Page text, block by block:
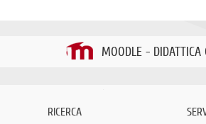
MOODLE - DIDATTICA
RICERCA